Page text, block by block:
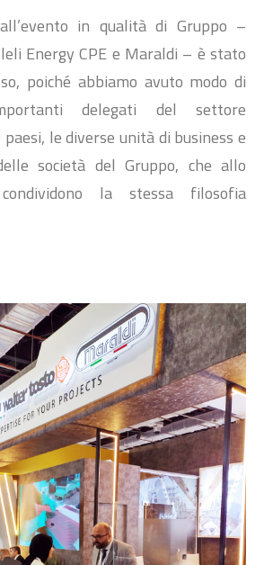
in qualità di Gruppo –
Energy CPE e Maraldi – è stato
poiché abbiamo avuto modo di
delegati del settore
le diverse unità di business e
società del Gruppo, che allo
la stessa filosofia